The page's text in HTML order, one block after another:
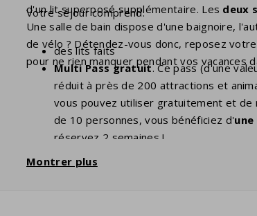
d'un lit superposé supplémentaire. Les deux
Une salle de bain dispose d'une baignoire,
de vélo ? Détendez-vous donc, reposez
pour ne rien manquer pendant vos vacances
Votre séjour comprend:
des lits faits
Multi Pass gratuit. Ce pass (d'une
réduit à près de 200 attractions et
vous pouvez utiliser gratuitement et de
de 10 personnes, vous bénéficiez d'
réservez 2 semaines !
Montrer plus